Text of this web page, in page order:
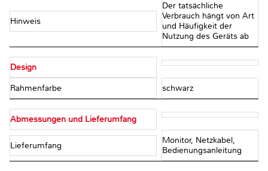
Hinweis
Der tatsächliche
Verbrauch hängt von Art
und Häufigkeit der
Nutzung des Geräts ab
Design
Rahmenfarbe schwarz
Abmessungen und Lieferumfang
Lieferumfang
Monitor, Netzkabel,
Bedienungsanleitung